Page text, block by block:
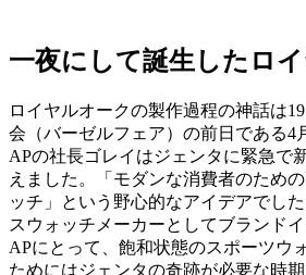
一夜にして誕生したロ
ロイヤルオークの製作過程の神話は
会（バーゼルフェア）の前日である4
APの社長ゴレイはジェンタに緊急で
えました。「モダンな消費者のため
ッチ」という野心的なアイデアでし
スウォッチメーカーとしてブランド
APにとって、飽和状態のスポーツウ
ためにはジェンタの奇跡が必要な時